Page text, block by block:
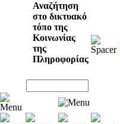
Αναζήτηση
στο δικτυακό
τόπο της
Κοινωνίας
της
Πληροφορίας